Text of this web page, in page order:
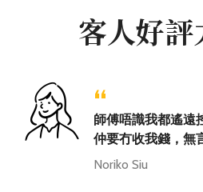
客人好評
“
師傅唔識我都遙遠
仲要冇收我錢，無
Noriko Siu